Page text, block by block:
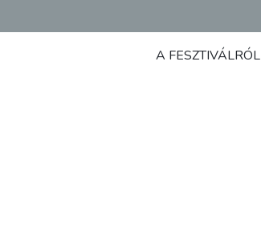
A FESZTIVÁLRÓL